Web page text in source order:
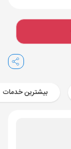
بیشترین خدمات